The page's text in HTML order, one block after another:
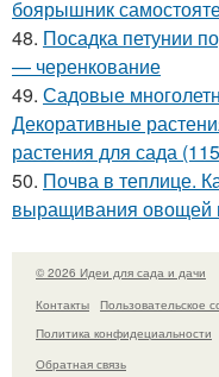
боярышник
48. Посадка петунии
— черенкование
49. Садовые
Декоративные
растения для сада
50. Почва в теплице.
выращивания овощей
© 2026 Идеи для сада и дачи
Контакты
Пользовательское
Политика конфидециальности
Обратная связь